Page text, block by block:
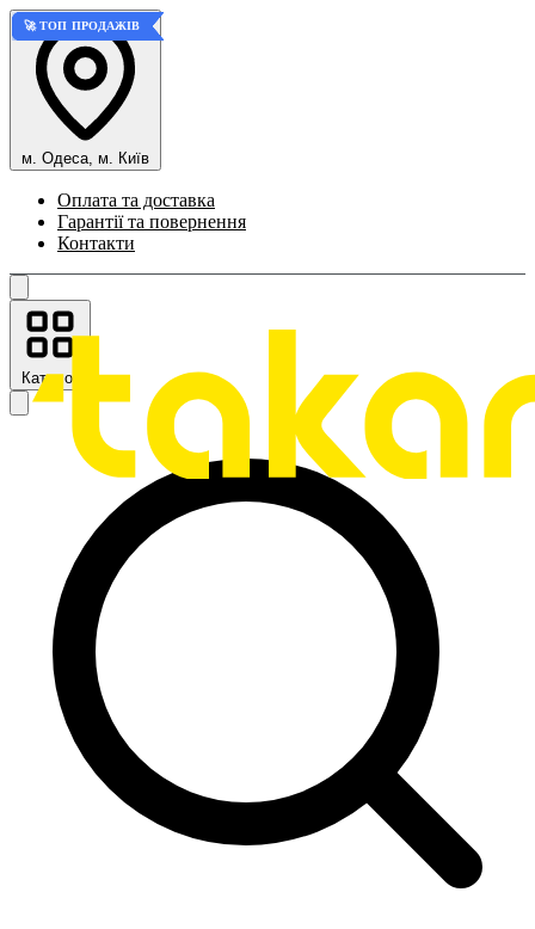
м. Одеса, м. Київ
Оплата та доставка
Гарантії та повернення
Контакти
Каталог
🚀 ТОП ПРОДАЖІВ
🚀 ТОП ПРОДАЖІВ
🚀 ТОП ПРОДАЖІВ
🚀 ТОП ПРОДАЖІВ